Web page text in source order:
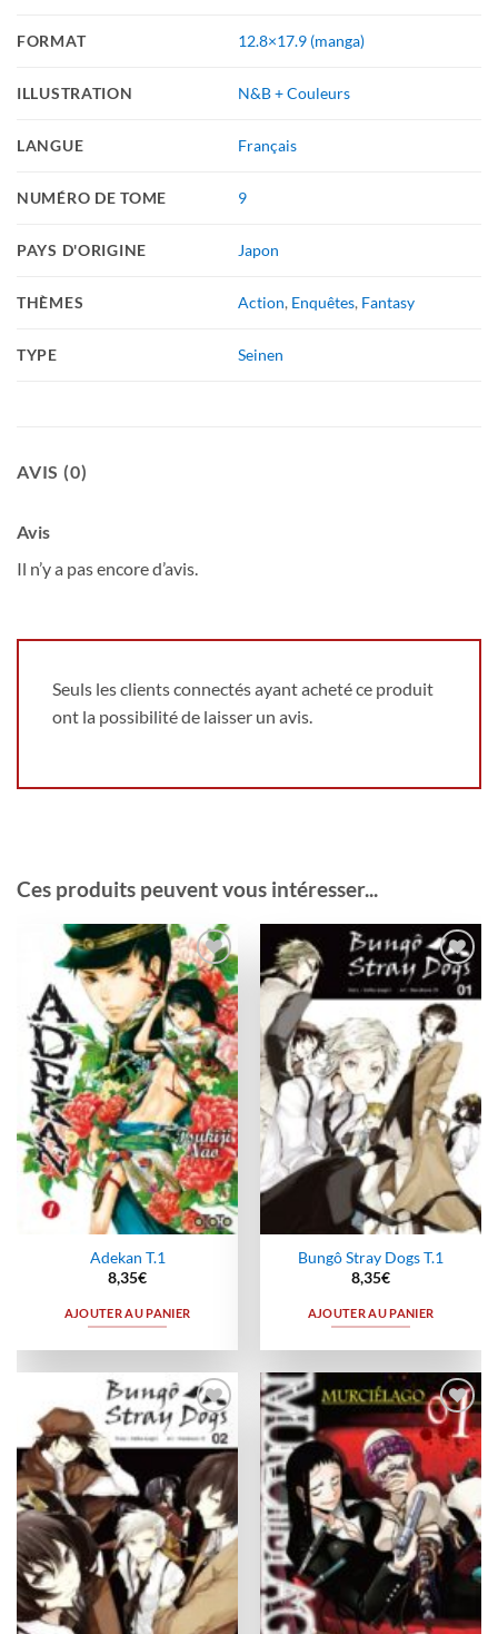
FORMAT 12.8×17.9 (manga)
ILLUSTRATION N&B + Couleurs
LANGUE Français
NUMÉRO DE TOME 9
PAYS D'ORIGINE Japon
THÈMES Action, Enquêtes, Fantasy
TYPE Seinen
AVIS (0)
Avis
Il n’y a pas encore d’avis.
Seuls les clients connectés ayant acheté ce produit
ont la possibilité de laisser un avis.
Ces produits peuvent vous intéresser...
Ajouter
à la
wishlist
Adekan T.1
8,35€
AJOUTER AU PANIER
Ajouter
à la
wishlist
Bungô Stray Dogs T.1
8,35€
AJOUTER AU PANIER
Ajouter
à la
wishlist
Ajouter
à la
wishlist